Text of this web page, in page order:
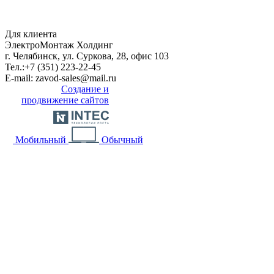
Для клиента
ЭлектроМонтаж Холдинг
г. Челябинск, ул. Суркова, 28, офис 103
Тел.:+7 (351) 223-22-45
E-mail: zavod-sales@mail.ru
Создание и
продвижение сайтов
Мобильный Обычный